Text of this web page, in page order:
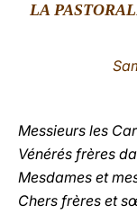
LA
Messieurs les
Vénérés frères
Mesdames et
Chers frères et